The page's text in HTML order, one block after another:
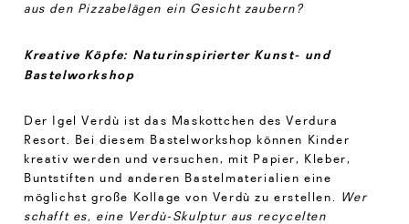
aus den Pizzabelägen ein Gesicht zaubern?
Kreative Köpfe: Naturinspirierter Kunst- und
Bastelworkshop
Der Igel Verdù ist das Maskottchen des Verdura
Resort. Bei diesem Bastelworkshop können Kinder
kreativ werden und versuchen, mit Papier, Kleber,
Buntstiften und anderen Bastelmaterialien eine
möglichst große Kollage von Verdù zu erstellen.
Wer
schafft es, eine Verdù-Skulptur aus recycelten